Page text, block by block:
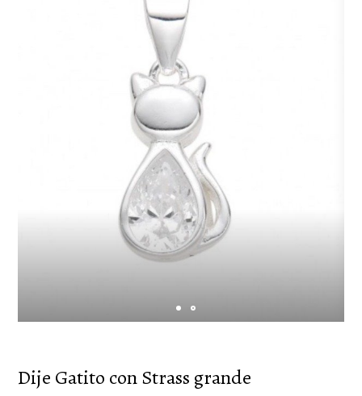
Dije Gatito con Strass grande